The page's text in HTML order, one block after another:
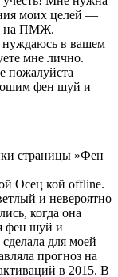
моих целей —
на ПМЖ.
нуждаюсь в вашем
мне лично.
пожалуйста
фен шуй и
страницы »Фен
Осец кой offline.
и невероятно
когда она
фен шуй и
для моей
прогноз на
в 2015. В